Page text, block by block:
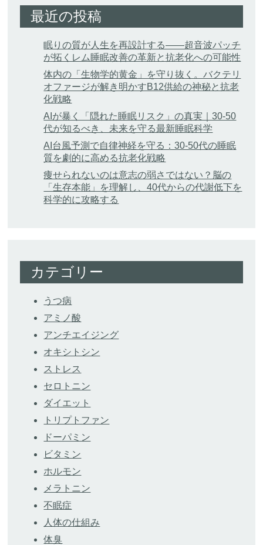
最近の投稿
眠りの質が人生を再設計する——超音波パッチ
が拓くレム睡眠改善の革新と抗老化への可能性
体内の「生物学的黄金」を守り抜く。バクテリ
オファージが解き明かすB12供給の神秘と抗老
化戦略
AIが暴く「隠れた睡眠リスク」の真実｜30-50
代が知るべき、未来を守る最新睡眠科学
AI台風予測で自律神経を守る：30-50代の睡眠
質を劇的に高める抗老化戦略
痩せられないのは意志の弱さではない？脳の
「生存本能」を理解し、40代からの代謝低下を
科学的に攻略する
カテゴリー
うつ病
アミノ酸
アンチエイジング
オキシトシン
ストレス
セロトニン
ダイエット
トリプトファン
ドーパミン
ビタミン
ホルモン
メラトニン
不眠症
人体の仕組み
体臭